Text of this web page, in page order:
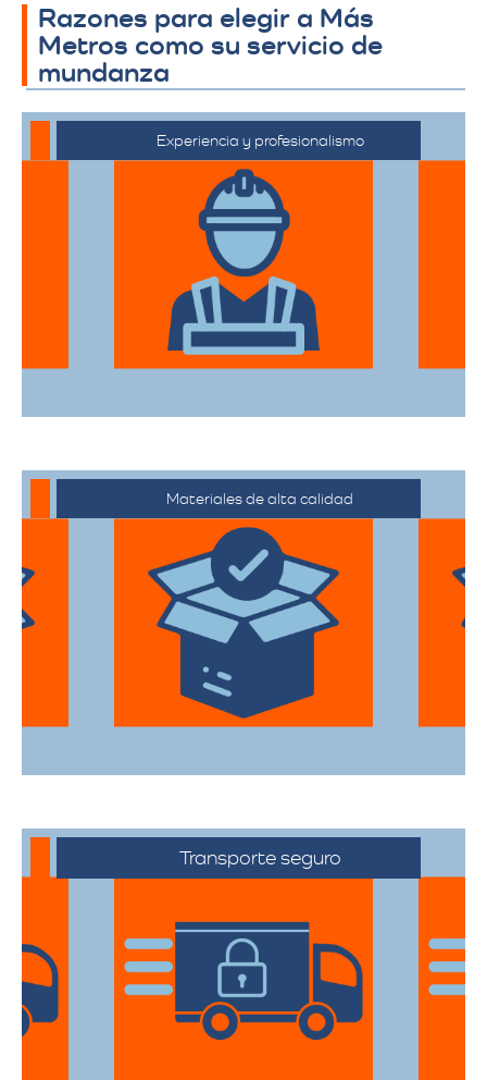
Razones para elegir a Más
Metros como su servicio de
mundanza
Experiencia y profesionalismo
El equipo de expertos en mudanzas de
alta gama está capacitado para manejar
desde objetos delicados hasta muebles
de gran tamaño con el mayor cuidado.
Materiales de alta calidad
Utilizan materiales de embalaje de
primera categoría para garantizar que
todas sus pertenencias estén protegidas
durante el traslado.
Transporte seguro
Los vehículos están equipados con
tecnología avanzada para asegurar que
cada artículo llegue en perfecto estado a
su destino.